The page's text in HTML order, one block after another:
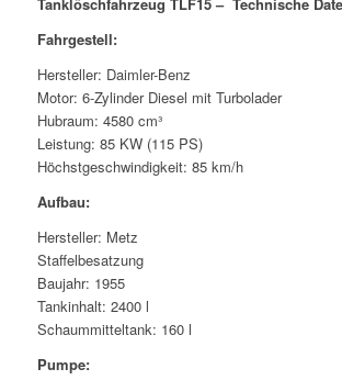
Fahrgestell:
Hersteller: Daimler-Benz
Motor: 6-Zylinder Diesel mit Turbolader
Hubraum: 4580 cm³
Leistung: 85 KW (115 PS)
Höchstgeschwindigkeit: 85 km/h
Aufbau:
Hersteller: Metz
Staffelbesatzung
Baujahr: 1955
Tankinhalt: 2400 l
Schaummitteltank: 160 l
Pumpe: